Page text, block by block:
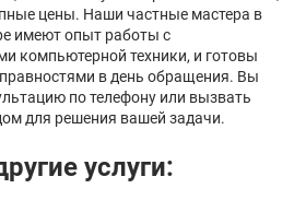
цены. Наши частные мастера в
имеют опыт работы с
компьютерной техники, и готовы
в день обращения. Вы
по телефону или вызвать
для решения вашей задачи.
услуги: